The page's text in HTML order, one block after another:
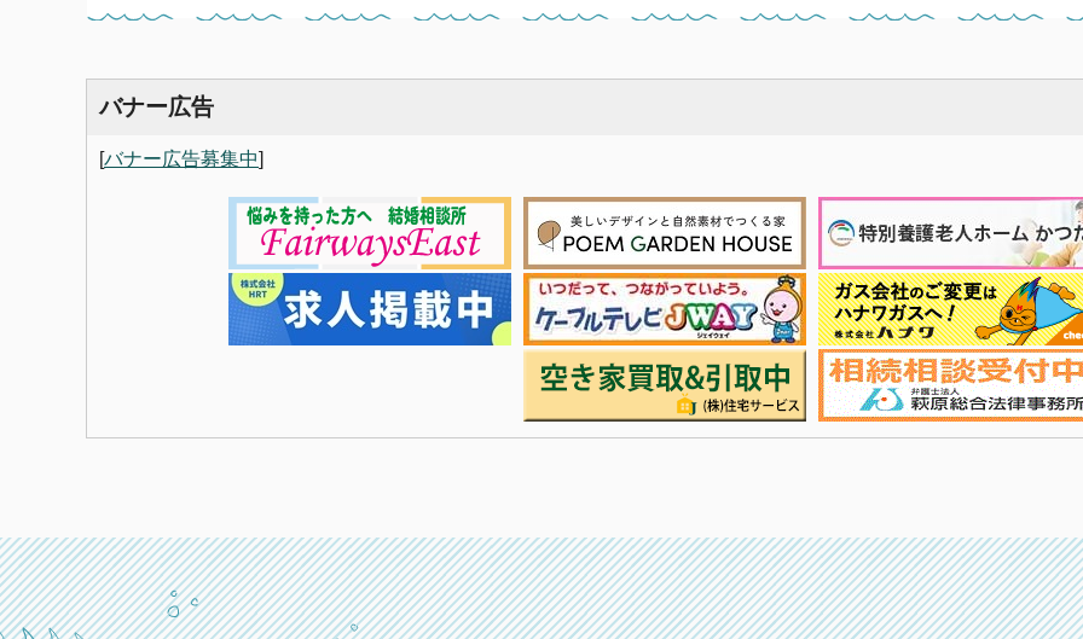
バナー広告
[バナー広告募集中]